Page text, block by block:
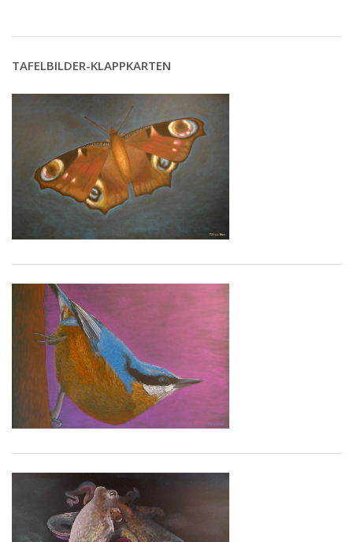
TAFELBILDER-KLAPPKARTEN